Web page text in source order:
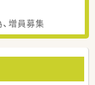
増員募集